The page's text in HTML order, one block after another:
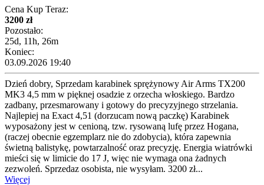
Cena Kup Teraz:
3200 zł
Pozostało:
25d, 11h, 26m
Koniec:
03.09.2026 19:40
Dzień dobry, Sprzedam karabinek sprężynowy Air Arms TX200
MK3 4,5 mm w pięknej osadzie z orzecha włoskiego. Bardzo
zadbany, przesmarowany i gotowy do precyzyjnego strzelania.
Najlepiej na Exact 4,51 (dorzucam nową paczkę) Karabinek
wyposażony jest w cenioną, tzw. rysowaną lufę przez Hogana,
(raczej obecnie egzemplarz nie do zdobycia), która zapewnia
świetną balistykę, powtarzalność oraz precyzję. Energia wiatrówki
mieści się w limicie do 17 J, więc nie wymaga ona żadnych
zezwoleń. Sprzedaz osobista, nie wysyłam. 3200 zł...
Więcej